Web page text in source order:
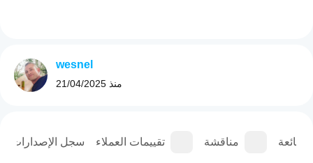
سجل الإصدارات تقييمات العملاء مناقشة
wesnel
منذ 21/04/2025